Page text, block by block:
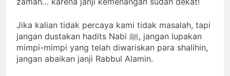
Jika kalian tidak percaya kami tidak masalah, tapi
jangan dustakan hadits Nabi ﷺ, jangan lupakan
mimpi-mimpi yang telah diwariskan para shalihin,
jangan abaikan janji Rabbul Alamin.